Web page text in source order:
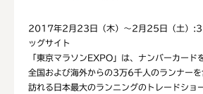
2017年2月23日（木）～2月25日（土）
ッグサイト
「東京マラソンEXPO」は、ナンバーカード
全国および海外からの3万6千人のランナー
訪れる日本最大のランニングのトレードショ